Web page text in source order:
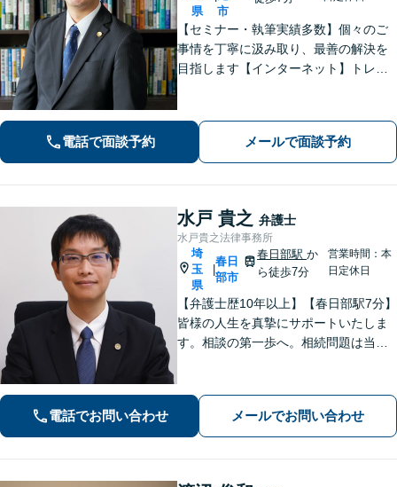
県
市
【セミナー・執筆実績多数】個々のご
事情を丁寧に汲み取り、最善の解決を
目指します【インターネット】トレン
題】検討段階、協議から訴訟まで。あ
らゆるフェーズに対応【上尾駅7分】
電話で面談予約 メールで面談予約
水戸 貴之 弁護士
水戸貴之法律事務所
埼
玉
県
春日
部市
春日部駅か
ら徒歩7分
営業時間：本
日定休日
【弁護士歴10年以上】【春日部駅7分】
皆様の人生を真摯にサポートいたしま
す。相談の第一歩へ。相続問題は当事
の取り扱い経験があります。【当日・
土日祝日・夜間・応相談対応可能】
電話でお問い合わせ メールでお問い合わせ